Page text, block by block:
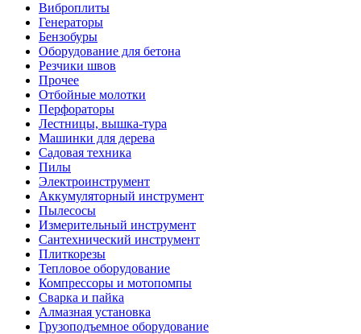
Виброплиты
Генераторы
Бензобуры
Оборудование для бетона
Резчики швов
Прочее
Отбойные молотки
Перфораторы
Лестницы, вышка-тура
Машинки для дерева
Садовая техника
Пилы
Электроинструмент
Аккумуляторный инструмент
Пылесосы
Измерительный инструмент
Сантехнический инструмент
Плиткорезы
Тепловое оборудование
Компрессоры и мотопомпы
Сварка и пайка
Алмазная установка
Грузоподъемное оборудование